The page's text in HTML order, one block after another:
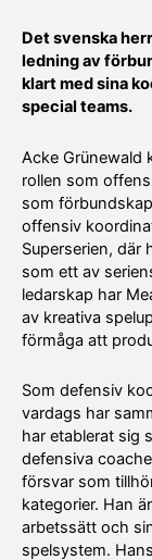
Det svenska
ledning av
klart med sina
special teams.
Acke Grünewald
rollen som
som
offensiv
Superserien, där
som ett av
ledarskap har
av kreativa
förmåga att
Som defensiv
vardags har
har etablerat sig
defensiva
försvar som
kategorier. Han
arbetssätt och
spelsystem.